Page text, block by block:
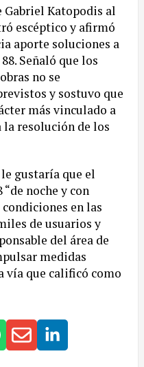
Gabriel Katopodis al
escéptico y afirmó
aporte soluciones a
Señaló que los
no se
y sostuvo que
más vinculado a
resolución de los
gustaría que el
noche y con
en las
de usuarios y
del área de
medidas
vía que calificó como